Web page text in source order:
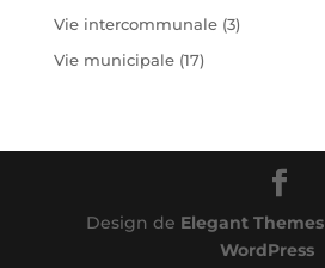
Vie intercommunale(3)
Vie municipale(17)
Design de Elegant Themes
WordPress